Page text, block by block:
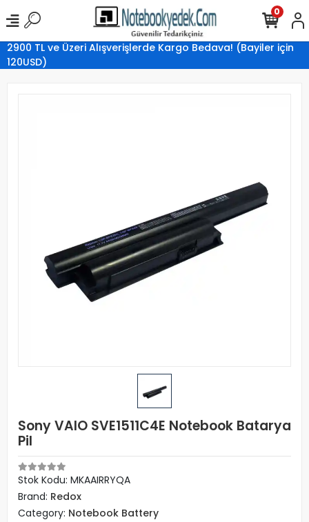
2900 TL ve Üzeri Alışverişlerde Kargo Bedava! (Bayiler için
120USD)
0
Sony VAIO SVE1511C4E Notebook Batarya
Pil
Stok Kodu: MKAAIRRYQA
Brand: Redox
Category: Notebook Battery